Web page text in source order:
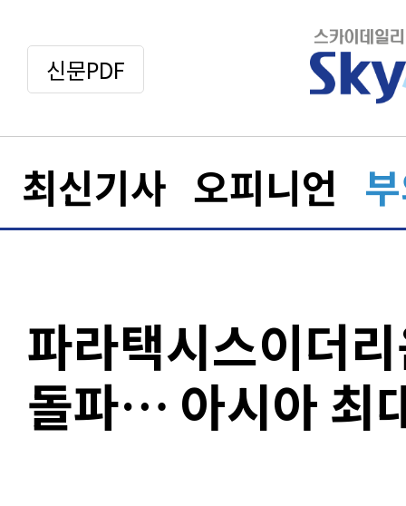
신문PDF
최신기사 오피니언
파라택시스이더
돌파… 아시아 최